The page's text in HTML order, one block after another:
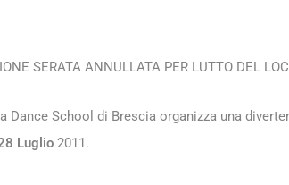
SERATA ANNULLATA PER LUTTO DEL
Dance School di Brescia organizza una
Luglio 2011.